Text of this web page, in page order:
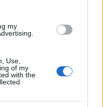
my
Use,
of my
with the
były